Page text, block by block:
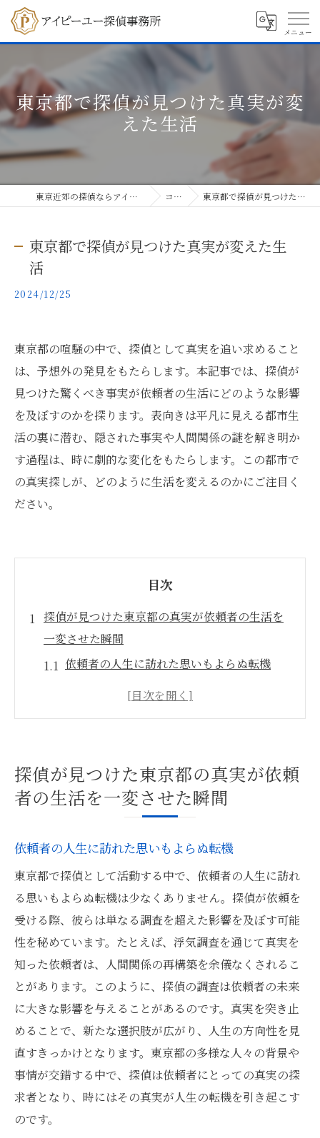
東京都で探偵が見つけた真実が変
えた生活
東京近郊の探偵ならアイピーユー探偵事務所 コラム 東京都で探偵が見つけた真実が変えた生活
東京都で探偵が見つけた真実が変えた生
活
2024/12/25
東京都の喧騒の中で、探偵として真実を追い求めること
は、予想外の発見をもたらします。本記事では、探偵が
見つけた驚くべき事実が依頼者の生活にどのような影響
を及ぼすのかを探ります。表向きは平凡に見える都市生
活の裏に潜む、隠された事実や人間関係の謎を解き明か
す過程は、時に劇的な変化をもたらします。この都市で
の真実探しが、どのように生活を変えるのかにご注目く
ださい。
目次
探偵が見つけた東京都の真実が依頼者の生活を
一変させた瞬間
依頼者の人生に訪れた思いもよらぬ転機
東京都の探偵が解き明かした驚きの真実
探偵による新たな視点が生活に与える影響
真実を受け入れることで始まる新しい生活
衝撃的な真実
探偵が見抜く都市の仮面と現実
表向きの平穏さに潜む危険な真実
探偵の視点から見る都心の複雑な人間模様
探偵が暴く日常の裏の衝撃的な真実
都市生活に潜む不都合な真実を探る
探偵が証明する、見えないものこそ本物
探偵が解き明かした東京都の謎が依頼者に与え
る劇的な影響
探偵の報告がもたらす未来の選択肢
依頼者の人生に差し込む真実の光
探偵が見つけた東京都の真実が依頼
者の生活を一変させた瞬間
依頼者の人生に訪れた思いもよらぬ転機
東京都で探偵として活動する中で、依頼者の人生に訪れ
る思いもよらぬ転機は少なくありません。探偵が依頼を
受ける際、彼らは単なる調査を超えた影響を及ぼす可能
性を秘めています。たとえば、浮気調査を通じて真実を
知った依頼者は、人間関係の再構築を余儀なくされるこ
とがあります。このように、探偵の調査は依頼者の未来
に大きな影響を与えることがあるのです。真実を突き止
めることで、新たな選択肢が広がり、人生の方向性を見
直すきっかけとなります。東京都の多様な人々の背景や
事情が交錯する中で、探偵は依頼者にとっての真実の探
求者となり、時にはその真実が人生の転機を引き起こす
のです。